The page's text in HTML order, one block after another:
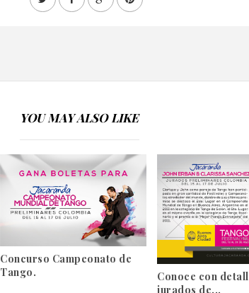
YOU MAY ALSO LIKE
Concurso Campeonato de
Tango.
Conoce con
jurados de...